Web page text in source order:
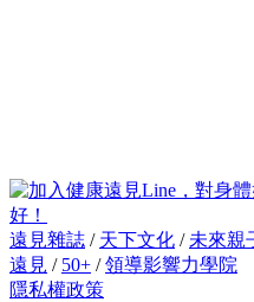
好！
遠見雜誌 / 天下文化 / 未來親
遠見 / 50+ /領導影響力學院
隱私權政策